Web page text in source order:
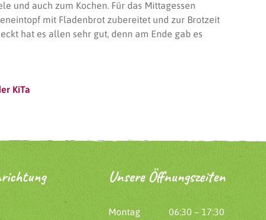
und auch zum Kochen. Für das Mittagessen
mit Fladenbrot zubereitet und zur Brotzeit
hat es allen sehr gut, denn am Ende gab es
KiTa
Unsere Öffnungszeiten
Montag 06:30 – 17:30